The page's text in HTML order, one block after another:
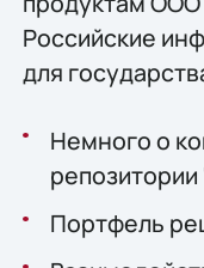
Российские
для
Немного о
Портфель